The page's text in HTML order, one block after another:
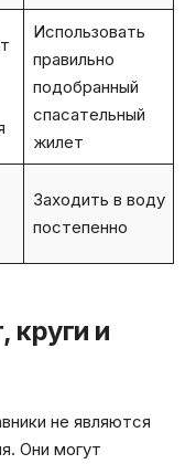
Использовать
правильно
подобранный
спасательный
жилет
Заходить в воду
постепенно
круги и
не являются
Они могут